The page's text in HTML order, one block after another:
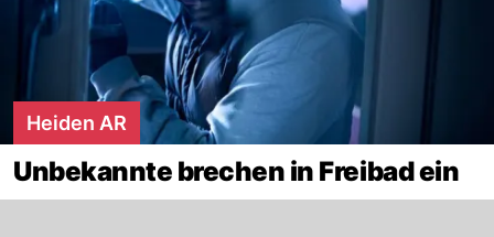
Heiden AR
Unbekannte brechen in Freibad ein